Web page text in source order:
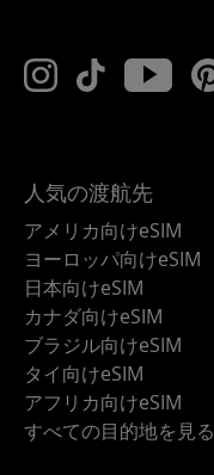
人気の渡航先
アメリカ向けeSIM
ヨーロッパ向けeSIM
日本向けeSIM
カナダ向けeSIM
ブラジル向けeSIM
タイ向けeSIM
アフリカ向けeSIM
すべての目的地を見る